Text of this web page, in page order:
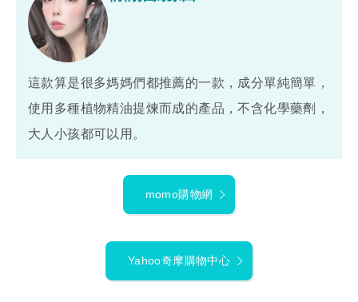
這款算是很多媽媽們都推薦的一款，成分單純簡單，
使用多種植物精油提煉而成的產品，不含化學藥劑，
大人小孩都可以用。
momo購物網
Yahoo奇摩購物中心